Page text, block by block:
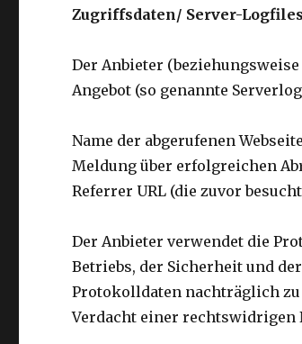
Zugriffsdaten/ Server-Logfiles
Der Anbieter
Angebot (so genannte
Name der abgerufenen
Meldung über erfolgreichen
Referrer URL (die zuvor
Der Anbieter verwendet die
Betriebs, der Sicherheit und
Protokolldaten nachträglich
Verdacht einer rechtswidrigen